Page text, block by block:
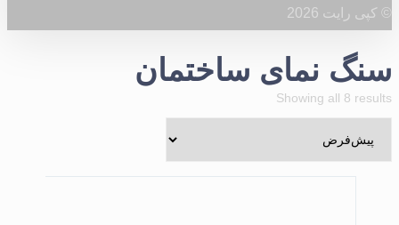
© کپی رایت 2026
سنگ نمای ساختمان
Showing all 8 results